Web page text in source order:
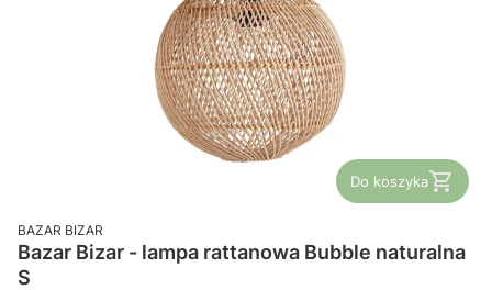
Do koszyka
PRODUCENT
BAZAR BIZAR
Bazar Bizar - lampa rattanowa Bubble naturalna
S